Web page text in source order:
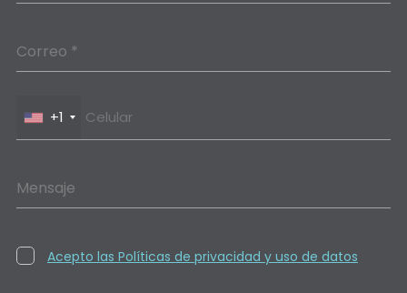
Correo *
+1
Mensaje
Acepto las Políticas de privacidad y uso de datos